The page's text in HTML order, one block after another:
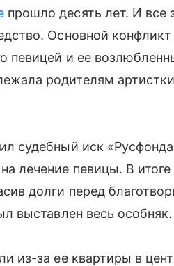
прошло десять лет. И все
Основной конфликт
певицей и ее
родителям
судебный иск
лечение певицы. В
долги перед
выставлен весь особняк.
из-за ее квартиры в